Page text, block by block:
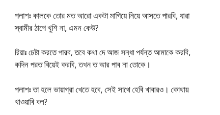
পলাশঃ কালকে তোর মত আরো একটা মাগিয়ে নিয়ে আসতে পারবি, যারা
স্বামীর ঠাপে খুশি না, এমন কেউ?
রিয়াঃ চেষ্টা করতে পারব, তবে কথা দে আজ সন্ধা পর্যন্ত আমাকে করবি,
কদিন পরত বিয়েই করবি, তখন ত আর পাব না তোকে।
পলাশঃ তা হলে ভায়াগ্রা খেতে হবে, সেই সাথে হেবি খাবারও। কোথায়
খাওয়াবি বল?